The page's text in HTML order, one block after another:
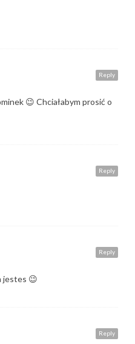
Reply
😉 Chciałabym prosić o
Reply
Reply
jestes 😉
Reply